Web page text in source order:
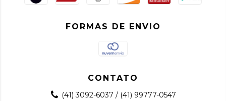
FORMAS DE ENVIO
CONTATO
(41) 3092-6037 / (41) 99777-0547